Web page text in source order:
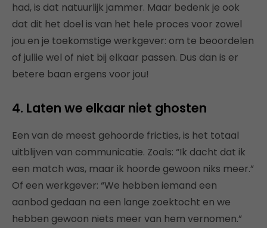
had, is dat natuurlijk jammer. Maar bedenk je ook
dat dit het doel is van het hele proces voor zowel
jou en je toekomstige werkgever: om te beoordelen
of jullie wel of niet bij elkaar passen. Dus dan is er
betere baan ergens voor jou!
4. Laten we elkaar niet ghosten
Een van de meest gehoorde fricties, is het totaal
uitblijven van communicatie. Zoals: “Ik dacht dat ik
een match was, maar ik hoorde gewoon niks meer.”
Of een werkgever: “We hebben iemand een
aanbod gedaan na een lange zoektocht en we
hebben gewoon niets meer van hem vernomen.”